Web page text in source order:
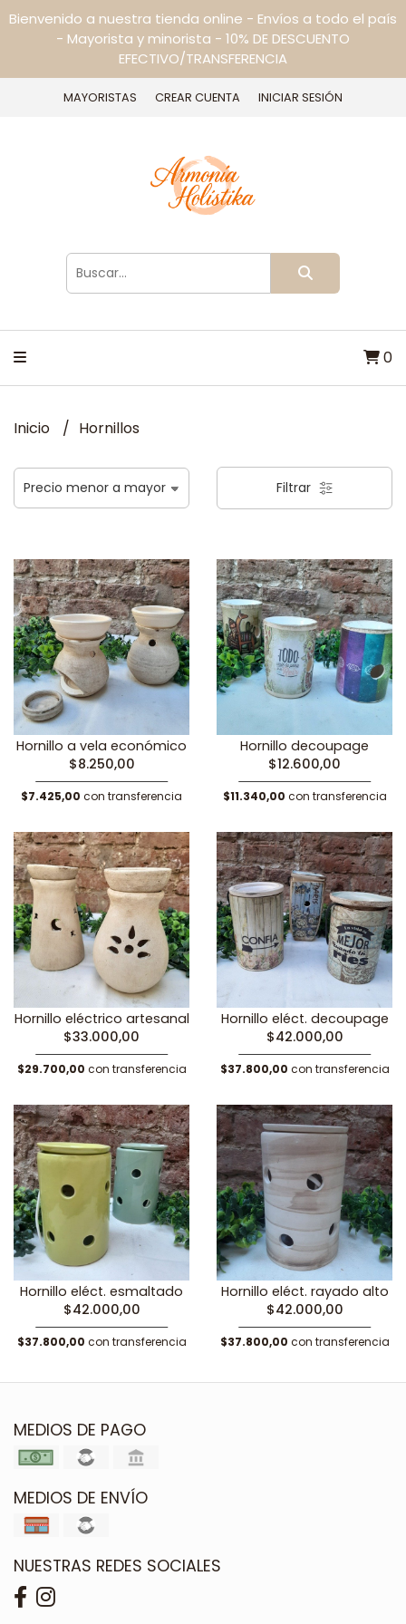
Bienvenido a nuestra tienda online - Envíos a todo el país
- Mayorista y minorista - 10% DE DESCUENTO
EFECTIVO/TRANSFERENCIA
MAYORISTAS CREAR CUENTA INICIAR SESIÓN
0
Inicio Hornillos
Filtrar
Hornillo a vela económico
$8.250,00
$7.425,00 con transferencia
Hornillo decoupage
$12.600,00
$11.340,00 con transferencia
Hornillo eléctrico artesanal
$33.000,00
$29.700,00 con transferencia
Hornillo eléct. decoupage
$42.000,00
$37.800,00 con transferencia
Hornillo eléct. esmaltado
$42.000,00
$37.800,00 con transferencia
Hornillo eléct. rayado alto
$42.000,00
$37.800,00 con transferencia
MEDIOS DE PAGO
MEDIOS DE ENVÍO
NUESTRAS REDES SOCIALES